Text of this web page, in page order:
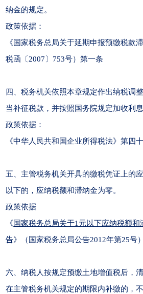
纳金的规定。
政策依据：
《国家税务总局关于延期申报预缴税款
税函〔2007〕753号）第一条
四、税务机关依照本章规定作出纳税调
当补征税款，并按照国务院规定加收利息
政策依据：
《中华人民共和国企业所得税法》第四
五、 主管税务机关开具的缴税凭证上的
以下的，应纳税额和滞纳金为零。
政策依据
《国家税务总局关于1元以下应纳税额和
告》（国家税务总局公告2012年第25号）
六、纳税人按规定预缴土地增值税后，
在主管税务机关规定的期限内补缴的，不